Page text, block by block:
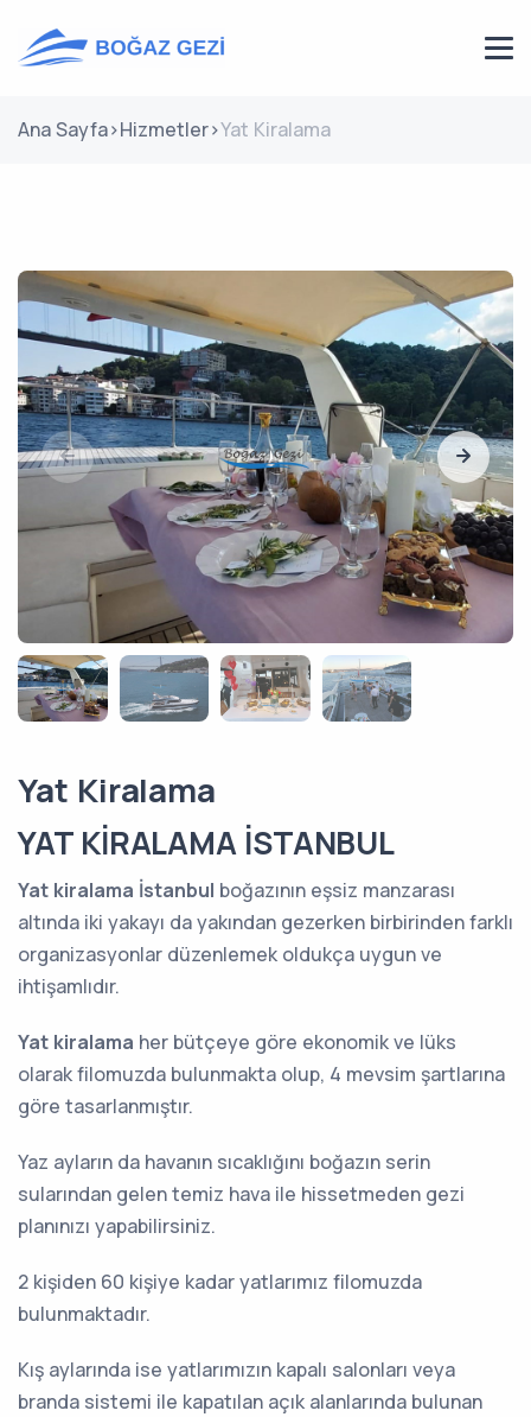
Ana Sayfa>Hizmetler>Yat Kiralama
Yat Kiralama
YAT KİRALAMA İSTANBUL
Yat kiralama İstanbul boğazının eşsiz manzarası
altında iki yakayı da yakından gezerken birbirinden farklı
organizasyonlar düzenlemek oldukça uygun ve
ihtişamlıdır.
Yat kiralama her bütçeye göre ekonomik ve lüks
olarak filomuzda bulunmakta olup, 4 mevsim şartlarına
göre tasarlanmıştır.
Yaz ayların da havanın sıcaklığını boğazın serin
sularından gelen temiz hava ile hissetmeden gezi
planınızı yapabilirsiniz.
2 kişiden 60 kişiye kadar yatlarımız filomuzda
bulunmaktadır.
Kış aylarında ise yatlarımızın kapalı salonları veya
branda sistemi ile kapatılan açık alanlarında bulunan